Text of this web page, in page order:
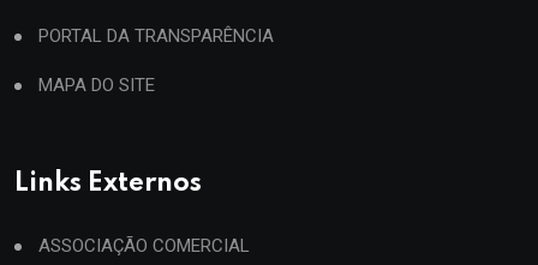
PORTAL DA TRANSPARÊNCIA
MAPA DO SITE
Links Externos
ASSOCIAÇÃO COMERCIAL